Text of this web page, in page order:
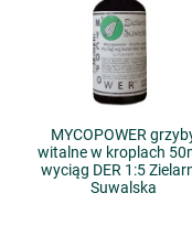
MYCOPOWER
witalne w kroplach
wyciąg DER 1:5
Suwalska